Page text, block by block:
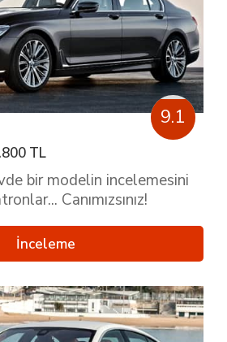
9.1
TL
bir modelin incelemesini
Canımızsınız!
İnceleme